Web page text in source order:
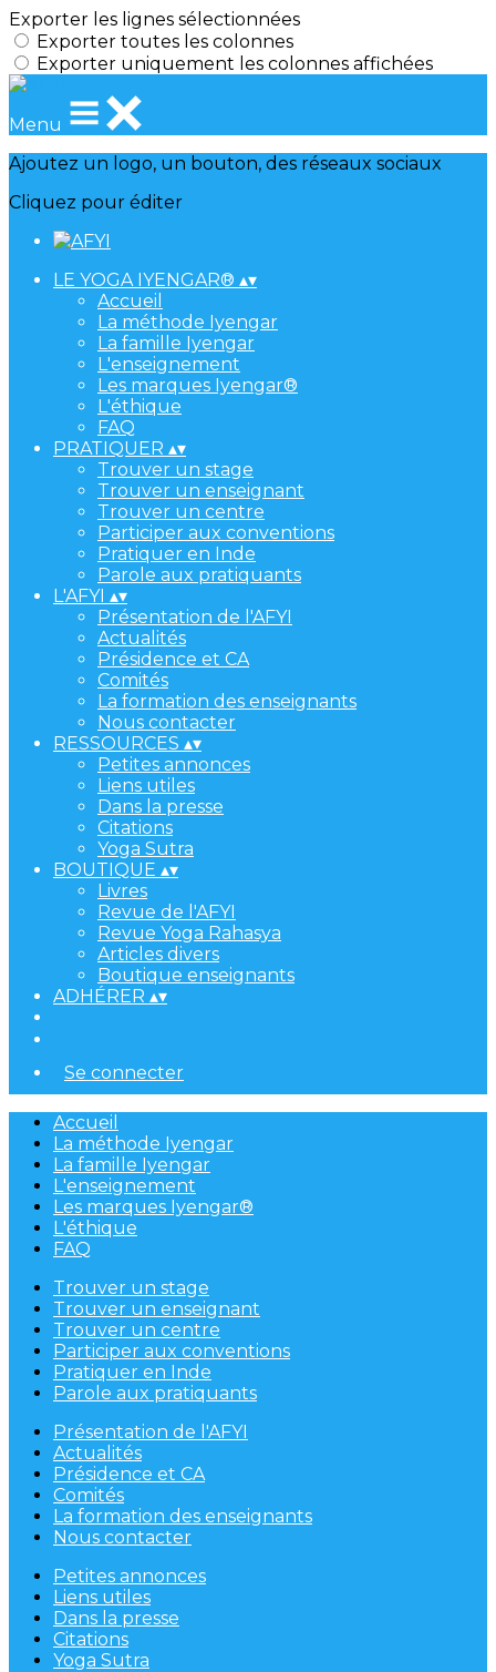
Exporter les lignes sélectionnées
Exporter toutes les colonnes
Exporter uniquement les colonnes affichées
Menu
Ajoutez un logo, un bouton, des réseaux sociaux
Cliquez pour éditer
LE YOGA IYENGAR® ▴▾
Accueil
La méthode Iyengar
La famille Iyengar
L'enseignement
Les marques Iyengar®
L'éthique
FAQ
PRATIQUER ▴▾
Trouver un stage
Trouver un enseignant
Trouver un centre
Participer aux conventions
Pratiquer en Inde
Parole aux pratiquants
L'AFYI ▴▾
Présentation de l'AFYI
Actualités
Présidence et CA
Comités
La formation des enseignants
Nous contacter
RESSOURCES ▴▾
Petites annonces
Liens utiles
Dans la presse
Citations
Yoga Sutra
BOUTIQUE ▴▾
Livres
Revue de l'AFYI
Revue Yoga Rahasya
Articles divers
Boutique enseignants
ADHÉRER ▴▾
Se connecter
Accueil
La méthode Iyengar
La famille Iyengar
L'enseignement
Les marques Iyengar®
L'éthique
FAQ
Trouver un stage
Trouver un enseignant
Trouver un centre
Participer aux conventions
Pratiquer en Inde
Parole aux pratiquants
Présentation de l'AFYI
Actualités
Présidence et CA
Comités
La formation des enseignants
Nous contacter
Petites annonces
Liens utiles
Dans la presse
Citations
Yoga Sutra